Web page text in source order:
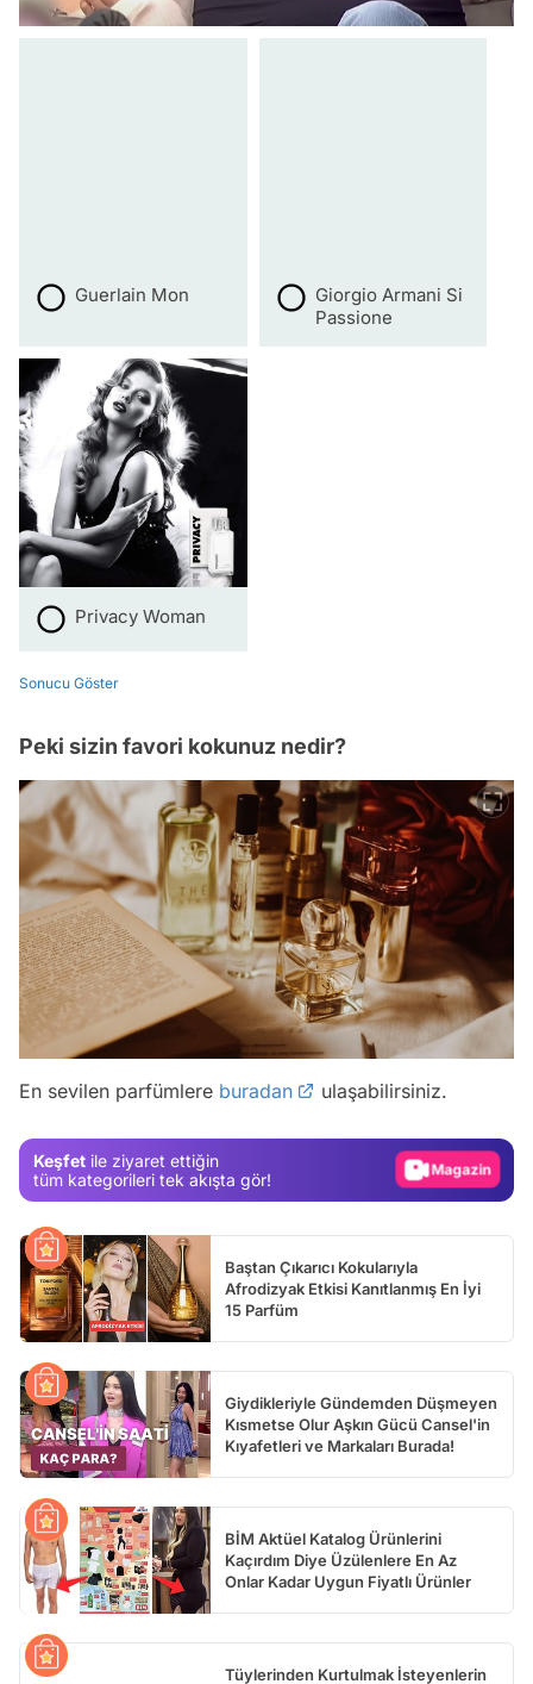
Guerlain Mon
Giorgio Armani Si
Passione
Privacy Woman
Sonucu Göster
Peki sizin favori kokunuz nedir?
En sevilen parfümlere buradan ulaşabilirsiniz.
Keşfet ile ziyaret ettiğin
tüm kategorileri tek akışta gör!
Video
Video
Baştan Çıkarıcı Kokularıyla
Afrodizyak Etkisi Kanıtlanmış En İyi
15 Parfüm
Giydikleriyle Gündemden Düşmeyen
Kısmetse Olur Aşkın Gücü Cansel'in
Kıyafetleri ve Markaları Burada!
BİM Aktüel Katalog Ürünlerini
Kaçırdım Diye Üzülenlere En Az
Onlar Kadar Uygun Fiyatlı Ürünler
Tüylerinden Kurtulmak İsteyenlerin